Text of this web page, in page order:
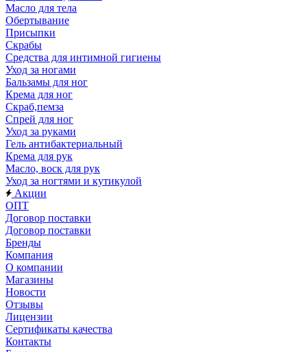
Масло для тела
Обертывание
Присыпки
Скрабы
Средства для интимной гигиены
Уход за ногами
Бальзамы для ног
Крема для ног
Скраб,пемза
Спрей для ног
Уход за руками
Гель антибактериальный
Крема для рук
Масло, воск для рук
Уход за ногтями и кутикулой
Акции
ОПТ
Договор поставки
Договор поставки
Бренды
Компания
О компании
Магазины
Новости
Отзывы
Лицензии
Сертификаты качества
Контакты